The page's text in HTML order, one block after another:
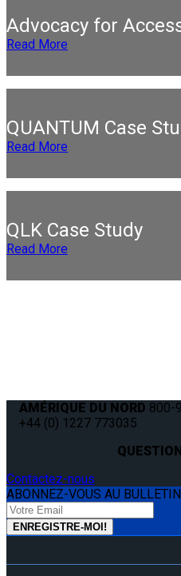
Advocacy for
Read More
QUANTUM Case
Read More
QLK Case Study
Read More
AMÉRIQUE DU NORD 800-
+44 (0) 1227 773035
Contactez-nous
ABONNEZ-VOUS AU BULLETIN